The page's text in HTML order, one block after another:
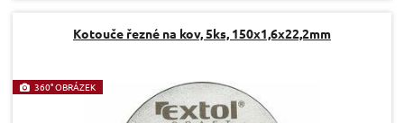
Kotouče řezné na kov, 5ks, 150x1,6x22,2mm
360° OBRÁZEK